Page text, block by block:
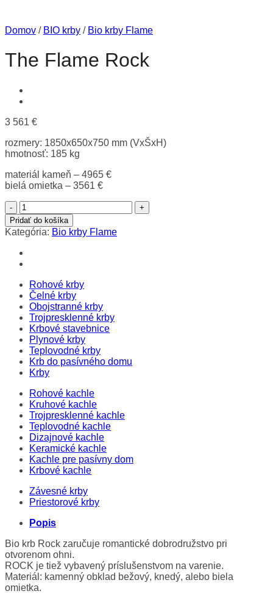
Domov / BIO krby / Bio krby Flame
The Flame Rock
3 561 €
rozmery: 1850x650x750 mm (VxŠxH)
hmotnosť: 185 kg
materiál kameň – 4965 €
bielá omietka – 3561 €
množstvo
The
Flame
Rock
Pridať do košíka
Kategória: Bio krby Flame
Rohové krby
Čelné krby
Obojstranné krby
Trojpresklenné krby
Krbové stavebnice
Plynové krby
Teplovodné krby
Krb do pasívného domu
Krby
Rohové kachle
Kruhové kachle
Trojpresklenné kachle
Teplovodné kachle
Dizajnové kachle
Keramické kachle
Kachle pre pasívny dom
Krbové kachle
Závesné krby
Priestorové krby
Popis
Bio krb Rock zaručuje romantické dobrodružstvo pri
otvorenom ohni.
ROCK je tiež vybavený príslušenstvom na varenie.
Materiál: kamenný obklad bežový, knedý, alebo biela
omietka.